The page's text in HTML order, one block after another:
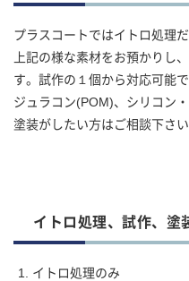
プラスコートではイトロ処理
上記の様な素材をお預かりし
す。試作の１個から対応可能で
ジュラコン(POM)、シリコン
塗装がしたい方はご相談下さい
イトロ処理、試作、塗
イトロ処理のみ